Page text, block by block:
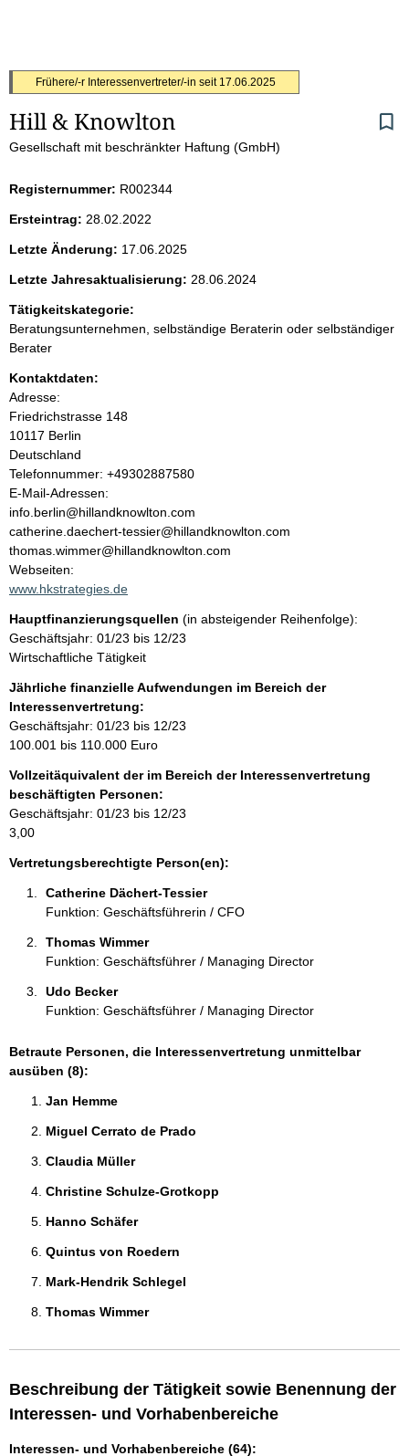
S
e
t
e
n
i
n
h
a
l
t
Frühere/-r Interessenvertreter/-in seit 17.06.2025
Hill & Knowlton
Gesellschaft mit beschränkter Haftung (GmbH)
Registernummer: R002344
Ersteintrag: 28.02.2022
Letzte Änderung: 17.06.2025
Letzte Jahresaktualisierung: 28.06.2024
Tätigkeitskategorie:
Beratungsunternehmen, selbständige Beraterin oder selbständiger
Berater
Kontaktdaten:
Adresse:
Friedrichstrasse 148
10117 Berlin
Deutschland
K
o
n
t
a
k
t
n
f
o
r
m
a
t
o
n
e
n
:
Telefonnummer: +49302887580
E-Mail-Adressen:
info.berlin@hillandknowlton.com
catherine.daechert-tessier@hillandknowlton.com
thomas.wimmer@hillandknowlton.com
Webseiten:
www.hkstrategies.de
Hauptfinanzierungsquellen (in absteigender Reihenfolge):
Geschäftsjahr: 01/23 bis 12/23
Wirtschaftliche Tätigkeit
Jährliche finanzielle Aufwendungen im Bereich der
Interessenvertretung:
Geschäftsjahr: 01/23 bis 12/23
100.001 bis 110.000 Euro
Vollzeitäquivalent der im Bereich der Interessenvertretung
beschäftigten Personen:
Geschäftsjahr: 01/23 bis 12/23
3,00
Vertretungsberechtigte Person(en):
Catherine Dächert-Tessier
Funktion: Geschäftsführerin / CFO
Thomas Wimmer
Funktion: Geschäftsführer / Managing Director
Udo Becker
Funktion: Geschäftsführer / Managing Director
Betraute Personen, die Interessenvertretung unmittelbar
ausüben (8):
Jan Hemme
Miguel Cerrato de Prado
Claudia Müller
Christine Schulze-Grotkopp
Hanno Schäfer
Quintus von Roedern
Mark-Hendrik Schlegel
Thomas Wimmer
Beschreibung der Tätigkeit sowie Benennung der
Interessen- und Vorhabenbereiche
Interessen- und Vorhabenbereiche (64):